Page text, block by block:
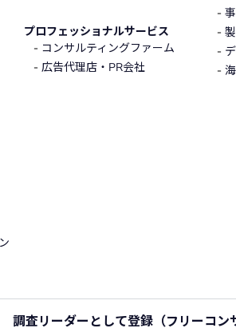
プロフェッショナルサービス
コンサルティングファーム
広告代理店・PR会社
調査リーダーとして登録 （フリーコン